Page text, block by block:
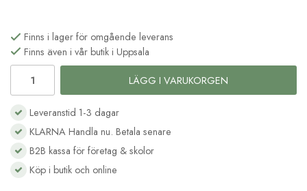
Finns i lager för omgående leverans
Finns även i vår butik i Uppsala
LÄGG I VARUKORGEN
Leveranstid 1-3 dagar
KLARNA Handla nu. Betala senare
B2B kassa för företag & skolor
Köp i butik och online